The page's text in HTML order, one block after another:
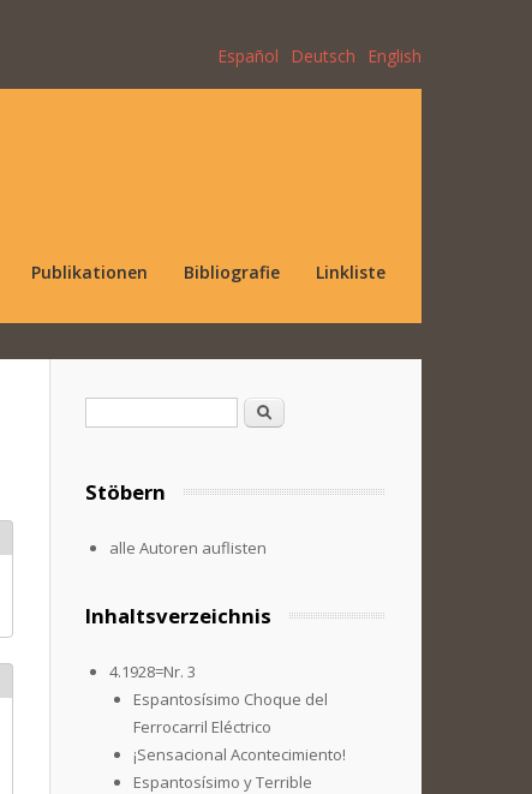
Español Deutsch English
Publikationen Bibliografie Linkliste
Suche
Stöbern
alle Autoren auflisten
Inhaltsverzeichnis
4.1928=Nr. 3
Espantosísimo Choque del
Ferrocarril Eléctrico
¡Sensacional Acontecimiento!
Espantosísimo y Terrible